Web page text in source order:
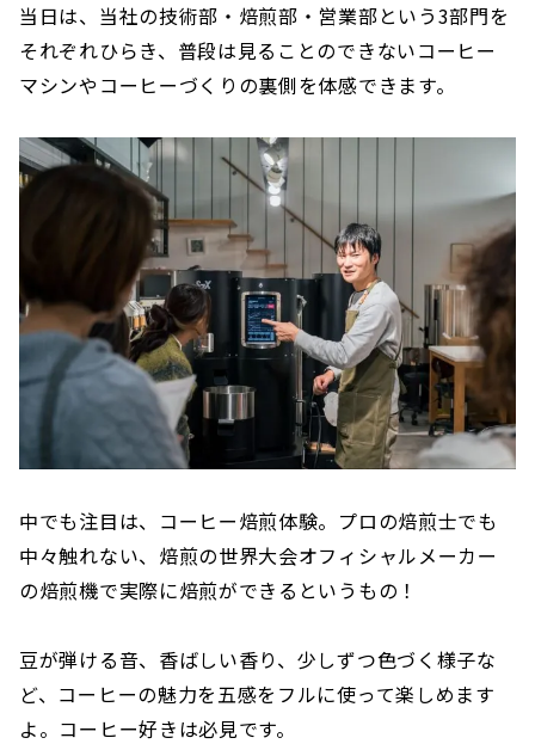
当日は、当社の技術部・焙煎部・営業部という3部門を
それぞれひらき、普段は見ることのできないコーヒー
マシンやコーヒーづくりの裏側を体感できます。
中でも注目は、コーヒー焙煎体験。プロの焙煎士でも
中々触れない、焙煎の世界大会オフィシャルメーカー
の焙煎機で実際に焙煎ができるというもの！
豆が弾ける音、香ばしい香り、少しずつ色づく様子な
ど、コーヒーの魅力を五感をフルに使って楽しめます
よ。コーヒー好きは必見です。